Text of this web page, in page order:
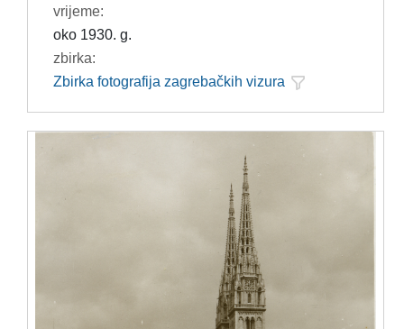
vrijeme:
oko 1930. g.
zbirka:
Zbirka fotografija zagrebačkih vizura